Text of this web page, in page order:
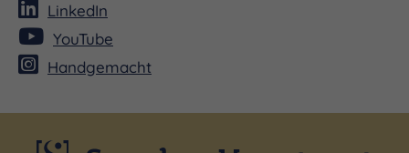
LinkedIn
YouTube
Handgemacht